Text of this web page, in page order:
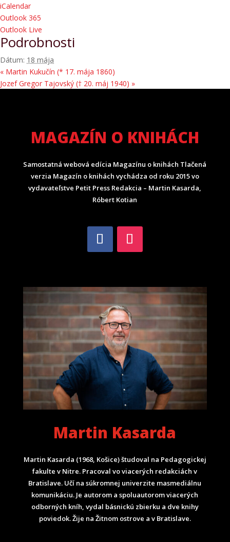
iCalendar
Outlook 365
Outlook Live
Podrobnosti
Dátum: 18 mája
« Martin Kukučín (* 17. mája 1860)
Jozef Gregor Tajovský († 20. máj 1940) »
MAGAZÍN O KNIHÁCH
Samostatná webová edícia Magazínu o knihách Tlačená
verzia Magazín o knihách vychádza od roku 2015 vo
vydavateľstve Petit Press Redakcia – Martin Kasarda,
Róbert Kotian
Martin Kasarda
Martin Kasarda (1968, Košice) študoval na Pedagogickej
fakulte v Nitre. Pracoval vo viacerých redakciách v
Bratislave. Učí na súkromnej univerzite masmediálnu
komunikáciu. Je autorom a spoluautorom viacerých
odborných kníh, vydal básnickú zbierku a dve knihy
poviedok. Žije na Žitnom ostrove a v Bratislave.